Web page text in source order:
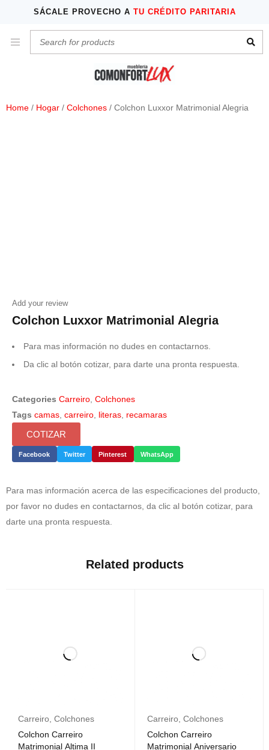
SÁCALE PROVECHO A TU CRÉDITO PARITARIA
Home / Hogar / Colchones / Colchon Luxxor Matrimonial Alegria
Add your review
Colchon Luxxor Matrimonial Alegria
Para mas información no dudes en contactarnos.
Da clic al botón cotizar, para darte una pronta respuesta.
Categories Carreiro Colchones
Tags camas carreiro literas recamaras
COTIZAR
Facebook Twitter Pinterest WhatsApp
Para mas información acerca de las especificaciones del producto,
por favor no dudes en contactarnos, da clic al botón cotizar, para
darte una pronta respuesta.
Related products
Carreiro Colchones
Colchon Carreiro
Matrimonial Altima II
Carreiro, Colchones
Colchon Carreiro
Matrimonial Aniversario